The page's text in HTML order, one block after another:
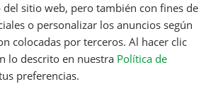
y fácilmente
DUTCH
ENGLISH
del sitio web, pero también con fines de
o personalizar los anuncios según
colocadas por terceros. Al hacer clic
lo descrito en nuestra Política de
preferencias.